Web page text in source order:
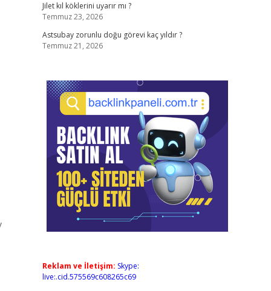
Jilet kıl köklerini uyarır mı ?
Temmuz 23, 2026
Astsubay zorunlu doğu görevi kaç yıldır ?
Temmuz 21, 2026
Reklam ve İletişim: Skype:
live:.cid.575569c608265c69